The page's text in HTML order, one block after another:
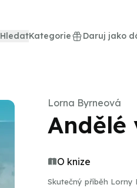
HledatKategorie Daruj jako
Lorna Byrneová
Andělé
O knize
Skutečný příběh Lorny